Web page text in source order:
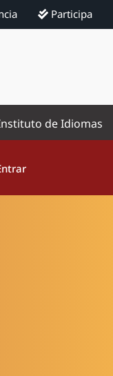
Participa
de Idiomas